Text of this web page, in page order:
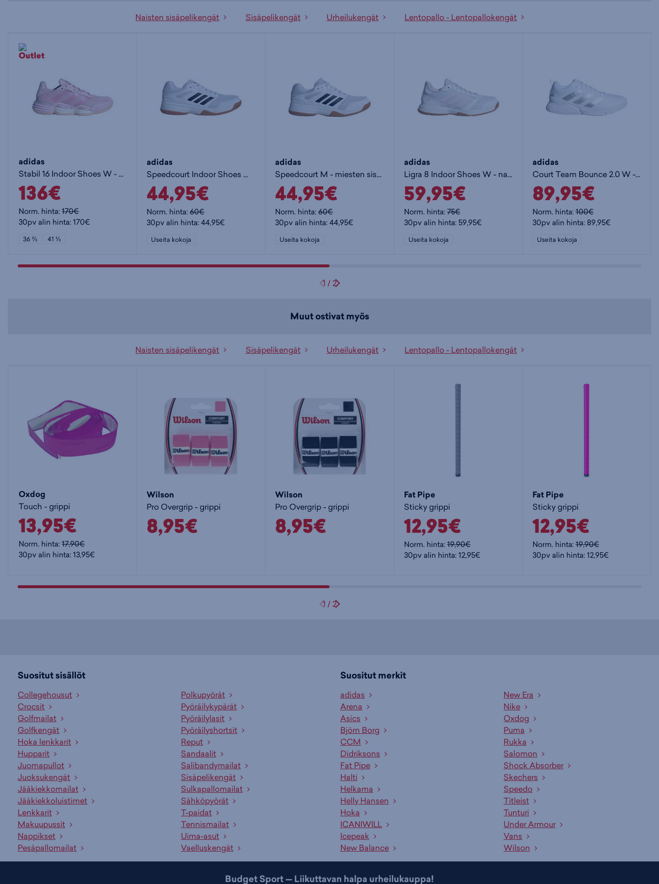
Naisten sisäpelikengät Sisäpelikengät Urheilukengät Lentopallo - Lentopallokengät
adidas
Stabil 16 Indoor Shoes W - naisten sisäpelikengät
136€
Norm. hinta:170€
30pv alin hinta: 170€
36 ⅔ 41 ⅓
adidas
Speedcourt Indoor Shoes W - naisten sisäpelikengät
44,95€
Norm. hinta:60€
30pv alin hinta: 44,95€
Useita kokoja
adidas
Speedcourt M - miesten sisäpelikengät
44,95€
Norm. hinta:60€
30pv alin hinta: 44,95€
Useita kokoja
adidas
Ligra 8 Indoor Shoes W - naisten sisäpelikengät
59,95€
Norm. hinta:75€
30pv alin hinta: 59,95€
Useita kokoja
adidas
Court Team Bounce 2.0 W - naisten sisäpelikengät
89,95€
Norm. hinta:100€
30pv alin hinta: 89,95€
Useita kokoja
1 / 2
Muut ostivat myös
Naisten sisäpelikengät Sisäpelikengät Urheilukengät Lentopallo - Lentopallokengät
Oxdog
Touch - grippi
13,95€
Norm. hinta:17,90€
30pv alin hinta: 13,95€
Wilson
Pro Overgrip - grippi
8,95€
Wilson
Pro Overgrip - grippi
8,95€
Fat Pipe
Sticky grippi
12,95€
Norm. hinta:19,90€
30pv alin hinta: 12,95€
Fat Pipe
Sticky grippi
12,95€
Norm. hinta:19,90€
30pv alin hinta: 12,95€
Suositut sisällöt
Collegehousut
Crocsit
Golfmailat
Golfkengät
Hoka lenkkarit
Hupparit
Juomapullot
Juoksukengät
Jääkiekkomailat
Jääkiekkoluistimet
Lenkkarit
Makuupussit
Polkupyörät
Pyöräilykypärät
Pyöräilylasit
Pyöräilyshortsit
Reput
Sandaalit
Salibandymailat
Sisäpelikengät
Sulkapallomailat
Sähköpyörät
T-paidat
Tennismailat
Vaelluskengät
Suositut merkit
adidas
Arena
Asics
Björn Borg
CCM
Didriksons
Fat Pipe
Halti
Helkama
Helly Hansen
Hoka
ICANIWILL
New Balance
New Era
Nike
Oxdog
Puma
Rukka
Salomon
Shock Absorber
Skechers
Speedo
Titleist
Tunturi
Under Armour